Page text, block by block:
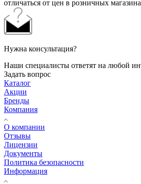
отличаться от цен в розничных
Нужна консультация?
Наши специалисты ответят на любой
Задать вопрос
Каталог
Акции
Бренды
Компания
О компании
Отзывы
Лицензии
Документы
Политика безопасности
Информация